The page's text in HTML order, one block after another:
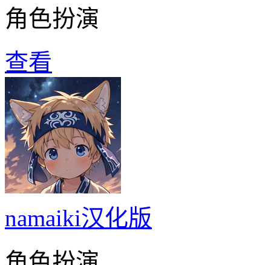
角色扮演
查看
namaiki汉化版